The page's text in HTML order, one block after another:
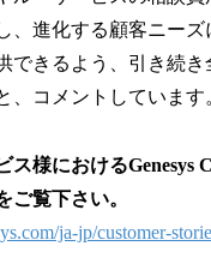
、進化する顧客ニーズ
できるよう、引き続き
、コメントしています
ス様におけるGenesys
ご覧下さい。
ja-jp/customer-